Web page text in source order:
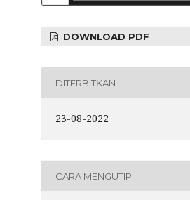
DOWNLOAD PDF
DITERBITKAN
23-08-2022
CARA MENGUTIP